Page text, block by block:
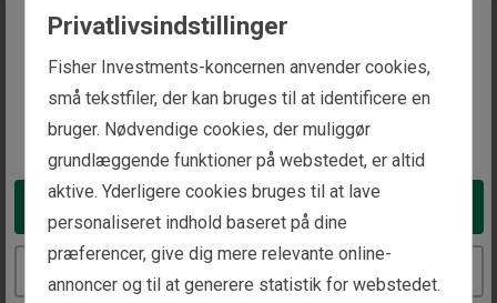
The website you are trying to reach is
intended for investors in Denmark
You appear to be in the United States
Take me to the United States website
Continue to the Denmark website
The Globe and Mail
Hong Kong Economic Journal
; IrlandsIrish Independent
PortugalsJornal de Negócios; NorgesKapital;
BelgiensLa Libre; De Forenede Arabiske Emiraters
The National; SverigesPrivata Affärer; Italiens
tredjestørste avis og førende erhvervsavis,Il Sole 24
Ore; Nederlandenes største avis,De Telegraaf
ØstrigsTrendog Brasiliens førende daglige
erhvervs- og finansavis,Valor Econômico. I alt har
Ken 31 unikke klummer, der dækker flere lande og har
Privatlivsindstillinger
Fisher Investments-koncernen anvender cookies,
små tekstfiler, der kan bruges til at identificere en
bruger. Nødvendige cookies, der muliggør
grundlæggende funktioner på webstedet, er altid
aktive. Yderligere cookies bruges til at lave
personaliseret indhold baseret på dine
præferencer, give dig mere relevante online-
annoncer og til at generere statistik for webstedet.